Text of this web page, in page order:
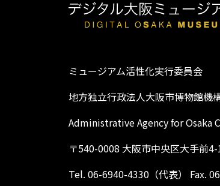
ミュージアム活性化実行委員会
地方独立行政法人大阪市博物館機
Administrative Agency for Osaka
〒540-0008 大阪市中央区大手前
Tel. 06-6940-4330（代表） Fax.